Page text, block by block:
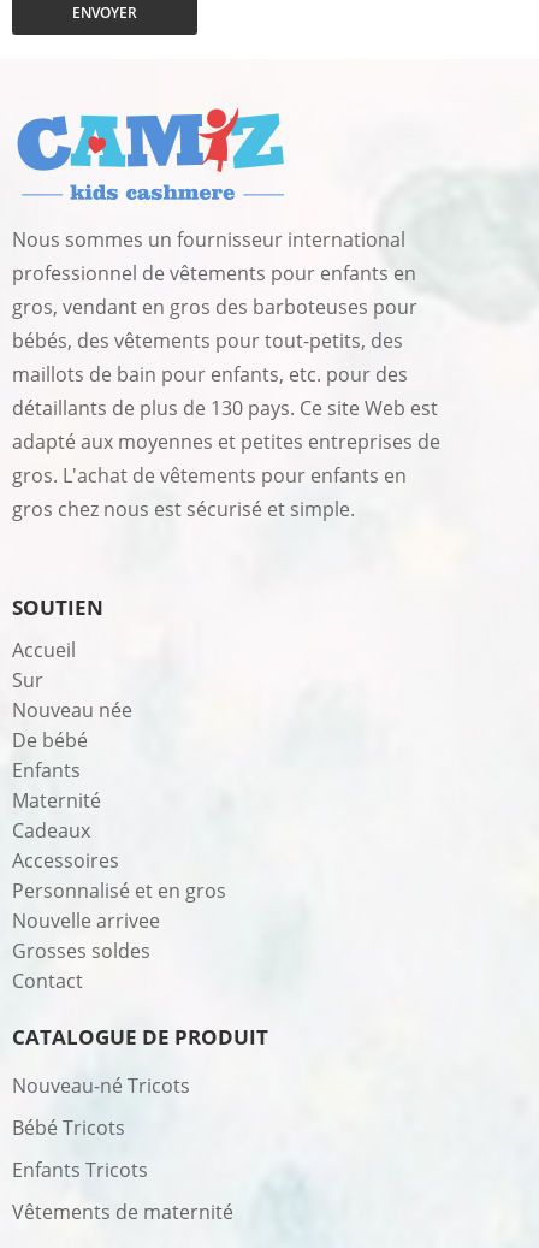
ENVOYER
Nous sommes un fournisseur international
professionnel de vêtements pour enfants en
gros, vendant en gros des barboteuses pour
bébés, des vêtements pour tout-petits, des
maillots de bain pour enfants, etc. pour des
détaillants de plus de 130 pays. Ce site Web est
adapté aux moyennes et petites entreprises de
gros. L'achat de vêtements pour enfants en
gros chez nous est sécurisé et simple.
SOUTIEN
Accueil
Sur
Nouveau née
De bébé
Enfants
Maternité
Cadeaux
Accessoires
Personnalisé et en gros
Nouvelle arrivee
Grosses soldes
Contact
CATALOGUE DE PRODUIT
Nouveau-né Tricots
Bébé Tricots
Enfants Tricots
Vêtements de maternité